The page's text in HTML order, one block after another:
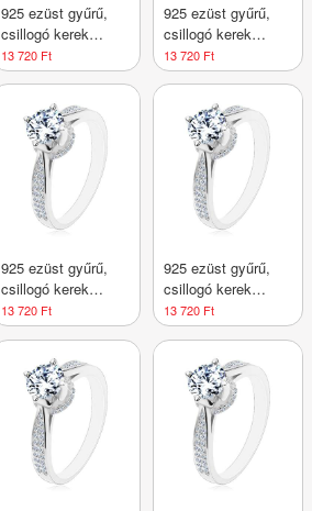
925 ezüst gyűrű,
csillogó kerek
cirkónia, díszített
foglalat és szárak -
13 720 Ft
925 ezüst gyűrű,
csillogó kerek
cirkónia, díszített
foglalat és szárak -
13 720 Ft
925 ezüst gyűrű,
csillogó kerek
cirkónia, díszített
foglalat és szárak -
13 720 Ft
925 ezüst gyűrű,
csillogó kerek
cirkónia, díszített
foglalat és szárak -
13 720 Ft